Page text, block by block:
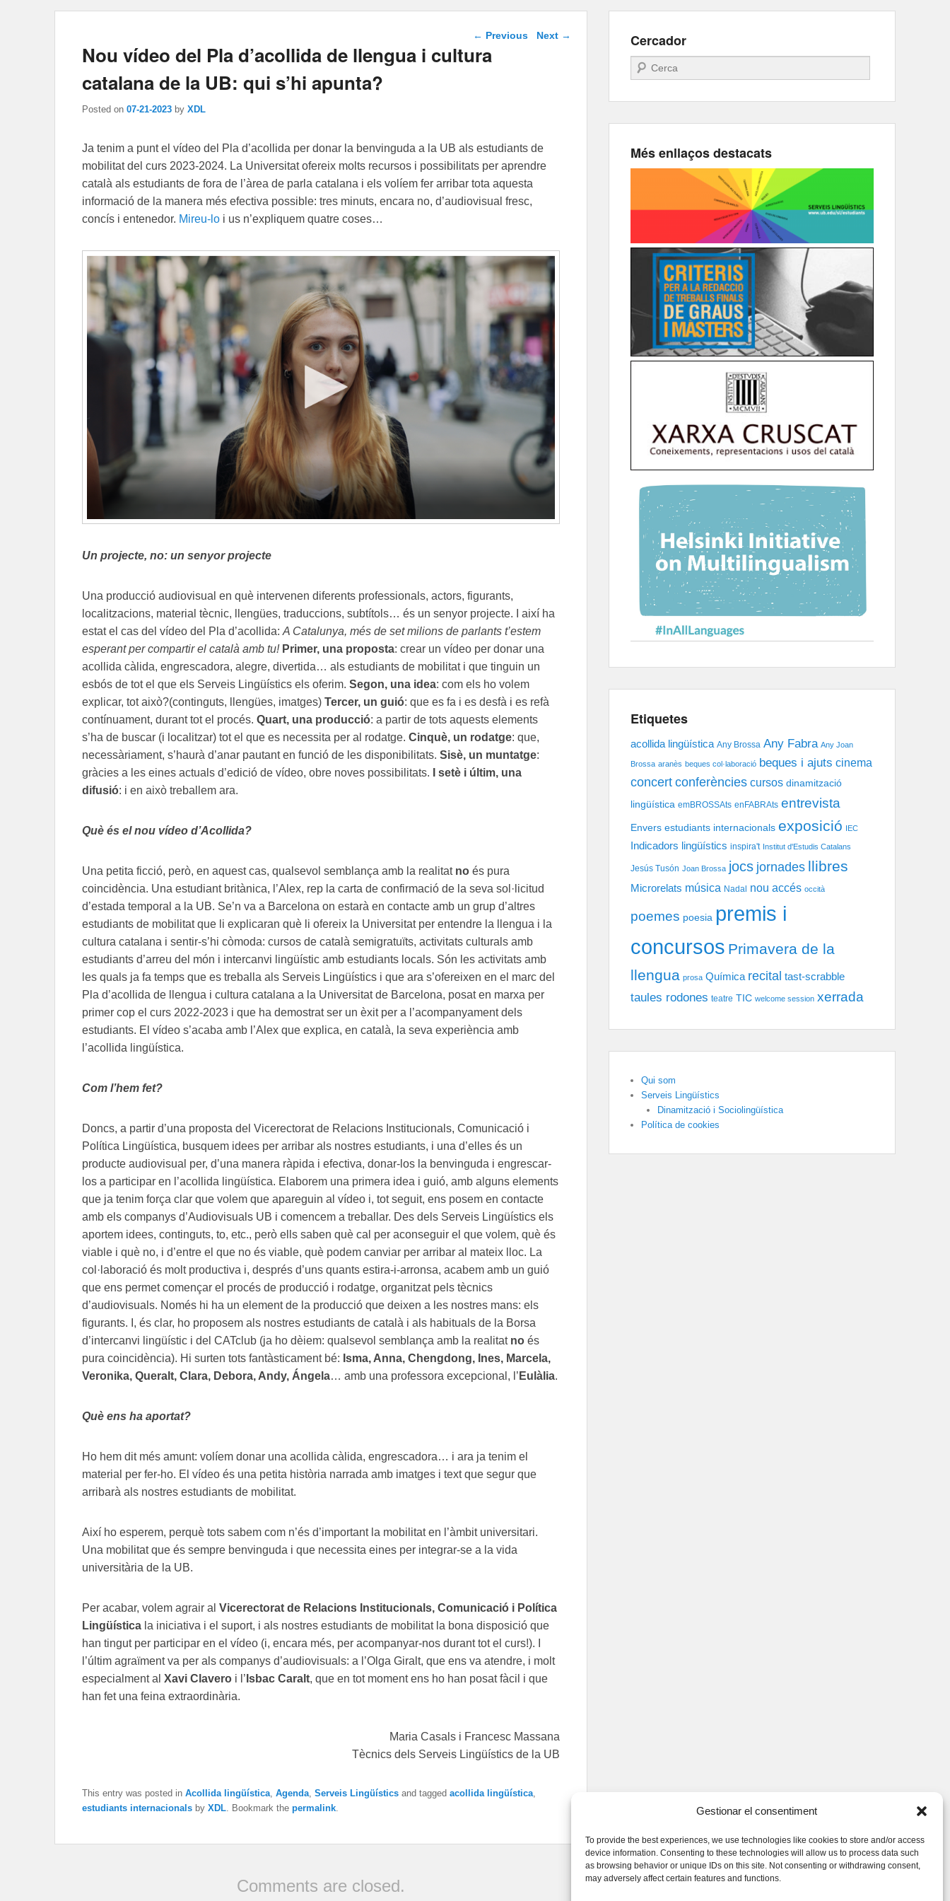
Gestionar el consentiment
To provide the best experiences, we use technologies like cookies to store and/or access
device information. Consenting to these technologies will allow us to process data such
as browsing behavior or unique IDs on this site. Not consenting or withdrawing consent,
may adversely affect certain features and functions.
Post navigation
← Previous Next →
Nou vídeo del Pla d’acollida de llengua i cultura
catalana de la UB: qui s’hi apunta?
Posted on 07-21-2023 by XDL
Ja tenim a punt el vídeo del Pla d’acollida per donar la benvinguda a la UB als estudiants de
mobilitat del curs 2023-2024. La Universitat ofereix molts recursos i possibilitats per aprendre
català als estudiants de fora de l’àrea de parla catalana i els volíem fer arribar tota aquesta
informació de la manera més efectiva possible: tres minuts, encara no, d’audiovisual fresc,
concís i entenedor. Mireu-lo i us n’expliquem quatre coses…
Un projecte, no: un senyor projecte
Una producció audiovisual en què intervenen diferents professionals, actors, figurants,
localitzacions, material tècnic, llengües, traduccions, subtítols… és un senyor projecte. I així ha
estat el cas del vídeo del Pla d’acollida: A Catalunya, més de set milions de parlants t’estem
esperant per compartir el català amb tu! Primer, una proposta: crear un vídeo per donar una
acollida càlida, engrescadora, alegre, divertida… als estudiants de mobilitat i que tinguin un
esbós de tot el que els Serveis Lingüístics els oferim. Segon, una idea: com els ho volem
explicar, tot això?(continguts, llengües, imatges) Tercer, un guió: que es fa i es desfà i es refà
contínuament, durant tot el procés. Quart, una producció: a partir de tots aquests elements
s’ha de buscar (i localitzar) tot el que es necessita per al rodatge. Cinquè, un rodatge: que,
necessàriament, s’haurà d’anar pautant en funció de les disponibilitats. Sisè, un muntatge:
gràcies a les eines actuals d’edició de vídeo, obre noves possibilitats.
I setè i últim, una
difusió: i en això treballem ara.
Què és el nou vídeo d’Acollida?
Una petita ficció, però, en aquest cas, qualsevol semblança amb la realitat no és pura
coincidència. Una estudiant britànica, l’Alex, rep la carta de confirmació de la seva sol·licitud
d’estada temporal a la UB. Se’n va a Barcelona on estarà en contacte amb un grup d’altres
estudiants de mobilitat que li explicaran què li ofereix la Universitat per entendre la llengua i la
cultura catalana i sentir-s’hi còmoda: cursos de català semigratuïts, activitats culturals amb
estudiants d’arreu del món i intercanvi lingüístic amb estudiants locals. Són les activitats amb
les quals ja fa temps que es treballa als Serveis Lingüístics i que ara s’ofereixen en el marc del
Pla d’acollida de llengua i cultura catalana a la Universitat de Barcelona, posat en marxa per
primer cop el curs 2022-2023 i que ha demostrat ser un èxit per a l’acompanyament dels
estudiants. El vídeo s’acaba amb l’Alex que explica, en català, la seva experiència amb
l’acollida lingüística.
Com l’hem fet?
Doncs, a partir d’una proposta del Vicerectorat de Relacions Institucionals, Comunicació i
Política Lingüística, busquem idees per arribar als nostres estudiants, i una d’elles és un
producte audiovisual per, d’una manera ràpida i efectiva, donar-los la benvinguda i engrescar-
los a participar en l’acollida lingüística. Elaborem una primera idea i guió, amb alguns elements
que ja tenim força clar que volem que apareguin al vídeo i, tot seguit, ens posem en contacte
amb els companys d’Audiovisuals UB i comencem a treballar. Des dels Serveis Lingüístics els
aportem idees, continguts, to, etc., però ells saben què cal per aconseguir el que volem, què és
viable i què no, i d’entre el que no és viable, què podem canviar per arribar al mateix lloc. La
col·laboració és molt productiva i, després d’uns quants estira-i-arronsa, acabem amb un guió
que ens permet començar el procés de producció i rodatge, organitzat pels tècnics
d’audiovisuals. Només hi ha un element de la producció que deixen a les nostres mans: els
figurants. I, és clar, ho proposem als nostres estudiants de català i als habituals de la Borsa
d’intercanvi lingüístic i del CATclub (ja ho dèiem: qualsevol semblança amb la realitat no és
pura coincidència). Hi surten tots fantàsticament bé: Isma, Anna, Chengdong, Ines, Marcela,
Veronika, Queralt, Clara, Debora, Andy, Ángela… amb una professora excepcional, l’ Eulàlia.
Què ens ha aportat?
Ho hem dit més amunt: volíem donar una acollida càlida, engrescadora… i ara ja tenim el
material per fer-ho. El vídeo és una petita història narrada amb imatges i text que segur que
arribarà als nostres estudiants de mobilitat.
Així ho esperem, perquè tots sabem com n’és d’important la mobilitat en l’àmbit universitari.
Una mobilitat que és sempre benvinguda i que necessita eines per integrar-se a la vida
universitària de la UB.
Per acabar, volem agrair al Vicerectorat de Relacions Institucionals, Comunicació i Política
Lingüística la iniciativa i el suport, i als nostres estudiants de mobilitat la bona disposició que
han tingut per participar en el vídeo (i, encara més, per acompanyar-nos durant tot el curs!). I
l’últim agraïment va per als companys d’audiovisuals: a l’Olga Giralt, que ens va atendre, i molt
especialment al Xavi Clavero i l’ Isbac Caralt, que en tot moment ens ho han posat fàcil i que
han fet una feina extraordinària.
Maria Casals i Francesc Massana
Tècnics dels Serveis Lingüístics de la UB
This entry was posted in Acollida lingüística Agenda Serveis Lingüístics and tagged acollida lingüística
estudiants internacionals by XDL . Bookmark the permalink
Comments are closed.
Cercador
Search
Més enllaços destacats
Etiquetes
acollida lingüística Any Brossa Any Fabra Any Joan
Brossa aranès beques col·laboració beques i ajuts cinema
concert conferències cursos dinamització
lingüística emBROSSAts enFABRAts entrevista
Envers estudiants internacionals exposició IEC
Indicadors lingüístics inspira't Institut d'Estudis Catalans
Jesús Tusón Joan Brossa jocs jornades llibres
Microrelats música Nadal nou accés occità
poemes poesia premis i
concursos Primavera de la
llengua prosa Química recital tast-scrabble
taules rodones teatre TIC welcome session xerrada
Qui som
Serveis Lingüístics
Dinamització i Sociolingüística
Política de cookies